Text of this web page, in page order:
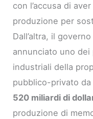
con l’accusa di
produzione per
Dall’altra, il
annunciato uno dei
industriali della
pubblico-privato da
520 miliardi di
produzione di